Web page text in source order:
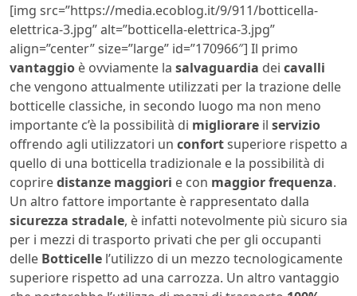
[img src=”https://media.ecoblog.it/9/911/botticella-
elettrica-3.jpg” alt=”botticella-elettrica-3.jpg”
align=”center” size=”large” id=”170966″] Il primo
vantaggio è ovviamente la salvaguardia dei cavalli
che vengono attualmente utilizzati per la trazione delle
botticelle classiche, in secondo luogo ma non meno
importante c’è la possibilità di migliorare il servizio
offrendo agli utilizzatori un confortsuperiore rispetto a
quello di una botticella tradizionale e la possibilità di
copriredistanze maggiori e con maggior frequenza.
Un altro fattore importante è rappresentato dalla
sicurezza stradale, è infatti notevolmente più sicuro sia
per i mezzi di trasporto privati che per gli occupanti
delle Botticelle l’utilizzo di un mezzo tecnologicamente
superiore rispetto ad una carrozza. Un altro vantaggio